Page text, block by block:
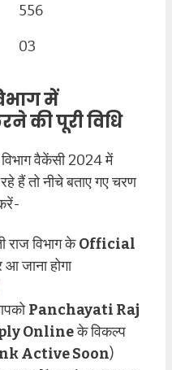
556
03
में
की पूरी विधि
विभाग वैकेंसी 2024 में
हैं तो नीचे बताए गए चरण
विभाग केOfficial
आ जाना होगा
Panchayati Raj
Onlineके विकल्प
Active Soon)